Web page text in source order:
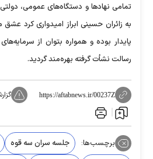
تمامی نهادها و دستگاه‌های عمومی،
به زائران حسینی ابراز امیدواری کرد
پایدار بوده و همواره بتوان از
رسالت نشأت گرفته بهره‌مند گردید.
https://aftabnews.ir/00237Z
برچسب‌ها: جلسه سران سه قوه